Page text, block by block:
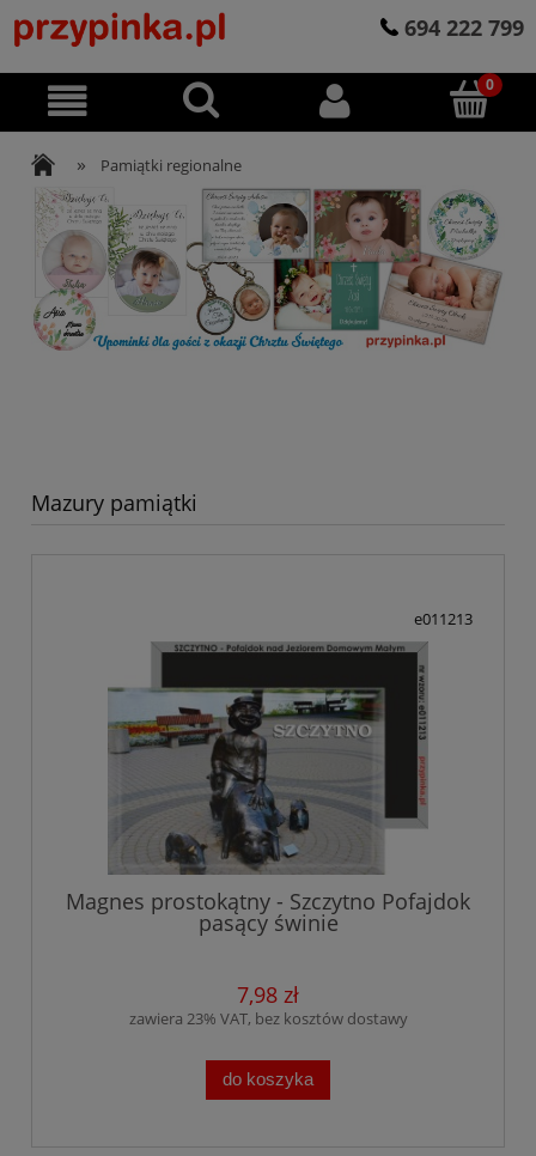
694 222 799
» Pamiątki regionalne
Mazury pamiątki
e011213
Magnes prostokątny - Szczytno Pofajdok
pasący świnie
7,98 zł
zawiera 23% VAT, bez kosztów dostawy
do koszyka